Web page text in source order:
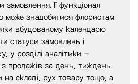
замовлення. Її функціонал
може знадобитися флористам
вбудованому календарю
статуси замовлень і
у розділі аналітики –
з продажів за день, тиждень
на складі, рух товару тощо, а